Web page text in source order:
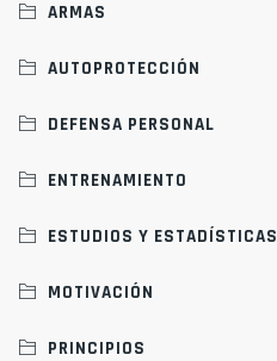
ARMAS
AUTOPROTECCIÓN
DEFENSA PERSONAL
ENTRENAMIENTO
ESTUDIOS Y ESTADÍSTICAS
MOTIVACIÓN
PRINCIPIOS